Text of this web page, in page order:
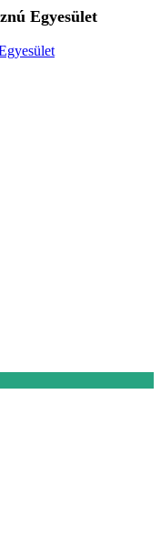
Egyesület